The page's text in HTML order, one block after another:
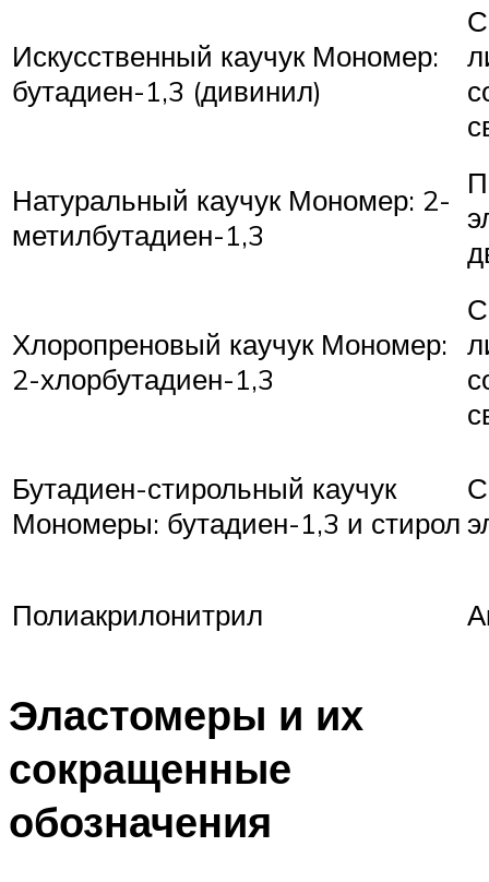
Искусственный каучук Мономер:
бутадиен-1,3 (дивинил)
Натуральный каучук Мономер: 2-
метилбутадиен-1,3
Хлоропреновый каучук Мономер:
2-хлорбутадиен-1,3
Бутадиен-стирольный каучук
Мономеры: бутадиен-1,3 и стирол
Полиакрилонитрил
Эластомеры и их
сокращенные
обозначения